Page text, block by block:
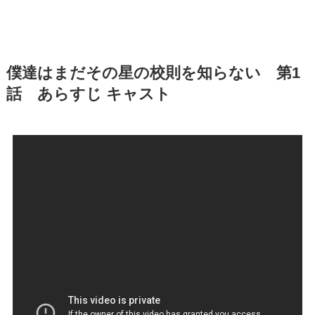
僕達はまだその星の校則を知らない 第1
話 あらすじ キャスト